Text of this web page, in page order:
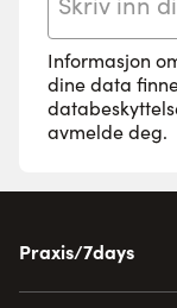
Informasjon
dine data
avmelde deg.
Praxis/7days